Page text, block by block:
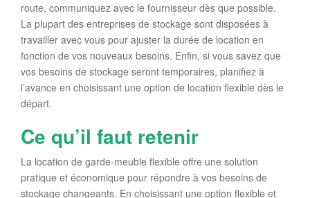
route, communiquez avec le fournisseur dès que possible.
La plupart des entreprises de stockage sont disposées à
travailler avec vous pour ajuster la durée de location en
fonction de vos nouveaux besoins. Enfin, si vous savez que
vos besoins de stockage seront temporaires, planifiez à
l’avance en choisissant une option de location flexible dès le
départ.
Ce qu’il faut retenir
La location de garde-meuble flexible offre une solution
pratique et économique pour répondre à vos besoins de
stockage changeants. En choisissant une option flexible et